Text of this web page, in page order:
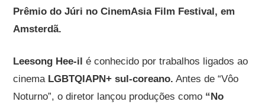
Prêmio do Júri no CinemAsia Film Festival, em
Amsterdã.
Leesong Hee-il é conhecido por trabalhos ligados ao
cinema LGBTQIAPN+ sul-coreano. Antes de “Vôo
Noturno”, o diretor lançou produções como “No